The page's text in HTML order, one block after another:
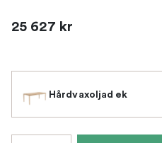
25 627 kr
Hårdvaxoljad ek